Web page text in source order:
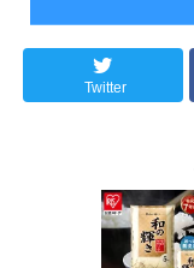
Twitter